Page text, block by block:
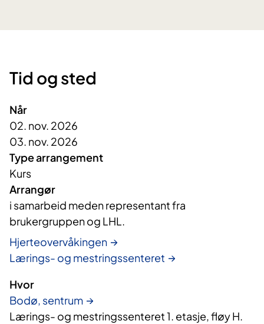
Tid og sted
Når
02. nov. 2026
03. nov. 2026
Type arrangement
Kurs
Arrangør
i samarbeid meden representant fra
brukergruppen og LHL.
Hjerteovervåkingen
Lærings- og mestringssenteret
Hvor
Bodø, sentrum
Lærings- og mestringssenteret 1. etasje, fløy H.